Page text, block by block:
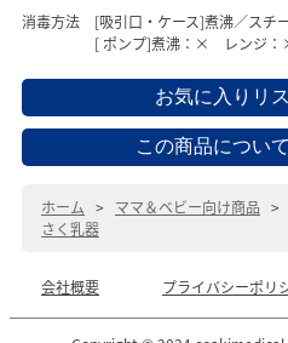
消毒方法 [吸引口・ケース]煮沸／ス
[ ポンプ]煮沸：× レンジ：
ホーム > ママ＆ベビー向け商品 >
さく乳器
会社概要 プライバシーポリ